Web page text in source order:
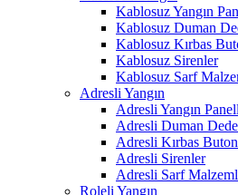
Kablosuz Yangın
Kablosuz Duman
Kablosuz Kırbas
Kablosuz Sirenler
Kablosuz Sarf
Adresli Yangın
Adresli Yangın
Adresli Duman
Adresli Kırbas
Adresli Sirenler
Adresli Sarf
Roleli Yangın